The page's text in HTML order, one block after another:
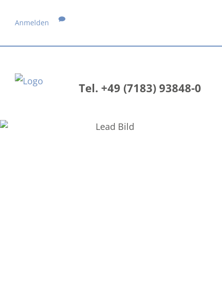
Anmelden
Tel. +49 (7183) 93848-0